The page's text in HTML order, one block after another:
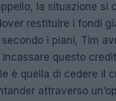
la situazione si
restituire i fondi
i piani, Tim
incassare questo
è quella di cedere il
attraverso